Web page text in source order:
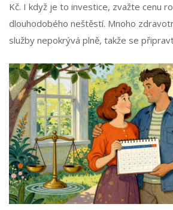
Kč. I když je to investice, zvažte cenu
dlouhodobého neštěstí. Mnoho
služby nepokrývá plně, takže se